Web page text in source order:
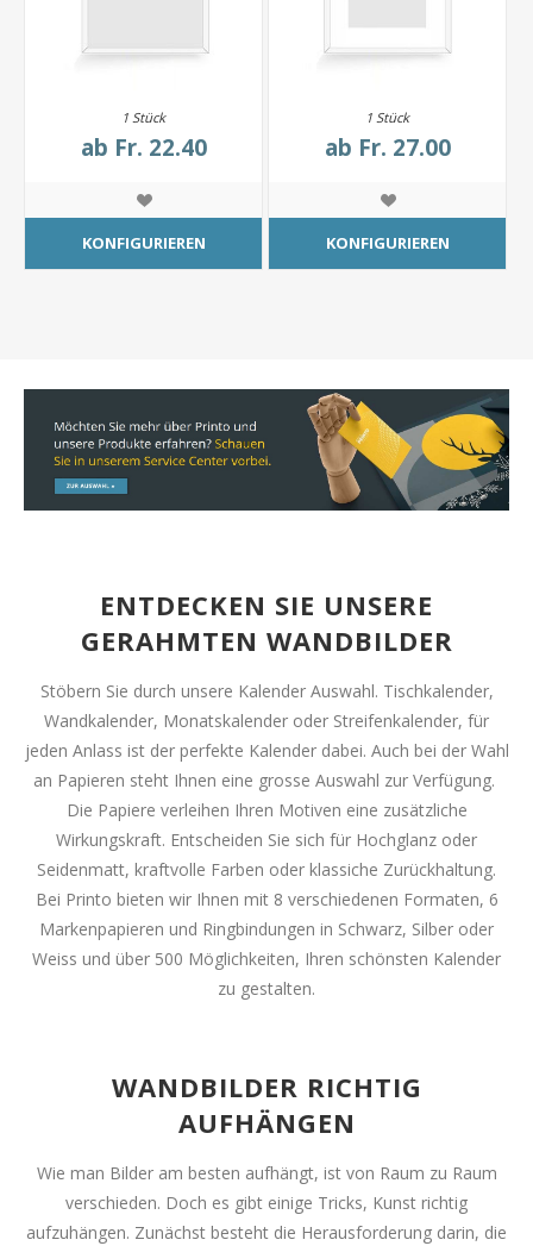
1 Stück
ab Fr. 22.40
KONFIGURIEREN
1 Stück
ab Fr. 27.00
KONFIGURIEREN
ENTDECKEN SIE UNSERE
GERAHMTEN WANDBILDER
Stöbern Sie durch unsere Kalender Auswahl. Tischkalender,
Wandkalender, Monatskalender oder Streifenkalender, für
jeden Anlass ist der perfekte Kalender dabei. Auch bei der Wahl
an Papieren steht Ihnen eine grosse Auswahl zur Verfügung.
Die Papiere verleihen Ihren Motiven eine zusätzliche
Wirkungskraft. Entscheiden Sie sich für Hochglanz oder
Seidenmatt, kraftvolle Farben oder klassiche Zurückhaltung.
Bei Printo bieten wir Ihnen mit 8 verschiedenen Formaten, 6
Markenpapieren und Ringbindungen in Schwarz, Silber oder
Weiss und über 500 Möglichkeiten, Ihren schönsten Kalender
zu gestalten.
WANDBILDER RICHTIG
AUFHÄNGEN
Wie man Bilder am besten aufhängt, ist von Raum zu Raum
verschieden. Doch es gibt einige Tricks, Kunst richtig
aufzuhängen. Zunächst besteht die Herausforderung darin, die